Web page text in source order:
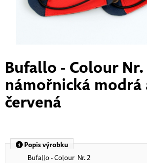
Bufallo - Colour Nr.
námořnická modrá
červená
Popis výrobku
Bufallo - Colour Nr. 2